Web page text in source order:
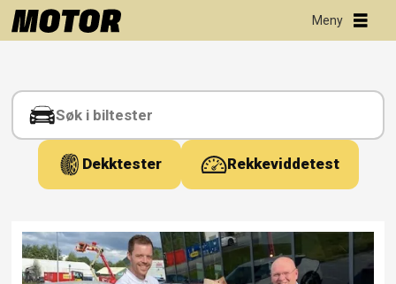
Tag:
loddtrekning
Dekktester Rekkeviddetest